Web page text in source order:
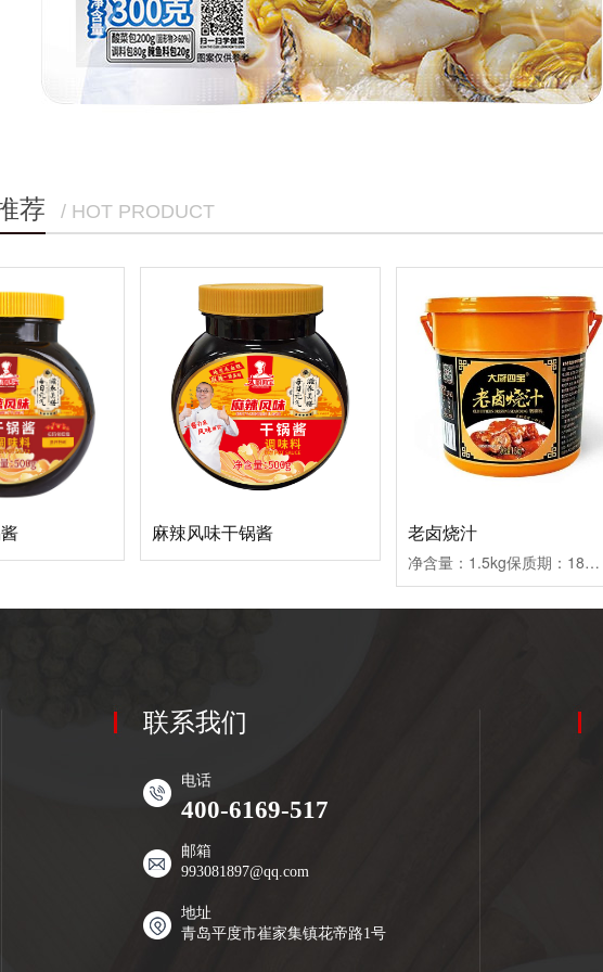
荐 / HOT PRODUCT
麻辣风味干锅酱 老卤烧汁
净含量：1.5kg保质期：18个月使用量：根据个人口味适量添加储存条件：放在阴凉通风干燥处储存
联系我们
电话
400-6169-517
邮箱
993081897@qq.com
地址
青岛平度市崔家集镇花帝路1号